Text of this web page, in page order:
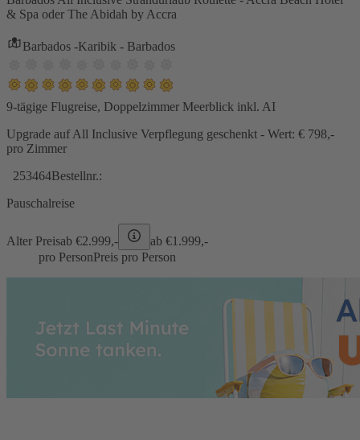
& Spa oder The Abidah by Accra
Barbados -Karibik - Barbados
9-tägige Flugreise, Doppelzimmer Meerblick inkl. AI
Upgrade auf All Inclusive Verpflegung geschenkt - Wert: € 798,-
pro Zimmer
253464Bestellnr.:
Pauschalreise
Alter Preisab €2.999,- ab €1.999,-
pro PersonPreis pro Person